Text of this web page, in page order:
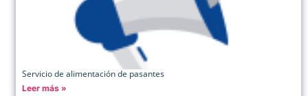
Servicio de alimentación de pasantes
Leer más »